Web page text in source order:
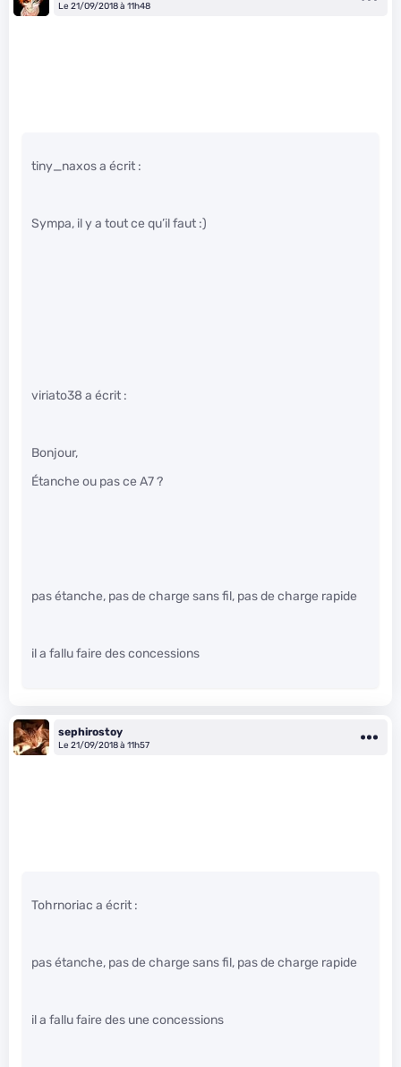
Le 21/09/2018 à 11h48
tiny_naxos a écrit :
Sympa, il y a tout ce qu’il faut :)
viriato38 a écrit :
Bonjour,
Étanche ou pas ce A7 ?
pas étanche, pas de charge sans fil, pas de charge rapide
il a fallu faire des concessions
sephirostoy
Le 21/09/2018 à 11h57
Tohrnoriac a écrit :
pas étanche, pas de charge sans fil, pas de charge rapide
il a fallu faire des une concessions